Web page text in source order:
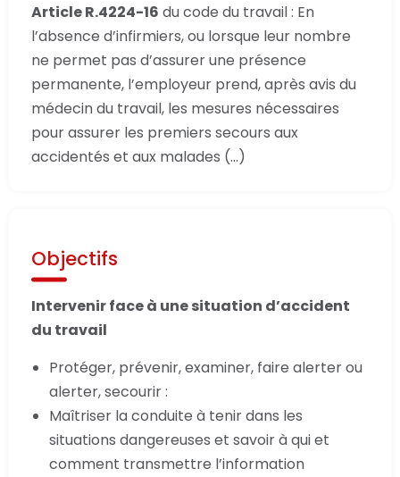
Article R.4224-16 du code du travail : En
l’absence d’infirmiers, ou lorsque leur nombre
ne permet pas d’assurer une présence
permanente, l’employeur prend, après avis du
médecin du travail, les mesures nécessaires
pour assurer les premiers secours aux
accidentés et aux malades (…)
Objectifs
Intervenir face à une situation d’accident
du travail
Protéger, prévenir, examiner, faire alerter ou
alerter, secourir :
Maîtriser la conduite à tenir dans les
situations dangereuses et savoir à qui et
comment transmettre l’information